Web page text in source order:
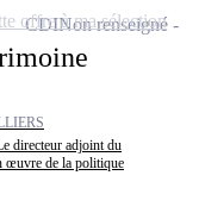
directeur adjoint du
œuvre de la politique
CDINon renseigné
offre à ma sélection